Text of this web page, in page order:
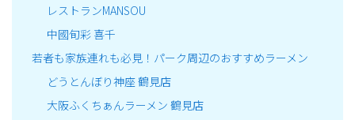
レストランMANSOU
中國旬彩 喜千
若者も家族連れも必見！パーク周辺のおすすめラーメン
どうとんぼり神座 鶴見店
大阪ふくちぁんラーメン 鶴見店